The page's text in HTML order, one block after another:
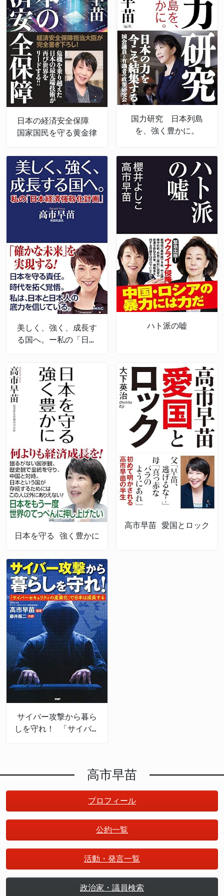
日本の経済安全保障
国家国民を守る黄金律
国力研究 日本列島
を、強く豊かに。
美しく、強く、成長す
る国へ。ー私の「日本
ハト派の嘘
日本を守る 強く豊かに
高市早苗 愛国とロック
サイバー攻撃から暮ら
しを守れ！ 「サイバー
高市早苗
プロフィール
公約一覧
活動・発言一覧
政治家・議員検索